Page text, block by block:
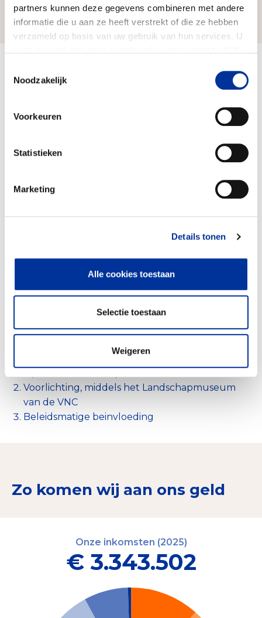
partners kunnen deze gegevens combineren met andere
informatie die u aan ze heeft verstrekt of die ze hebben
verzameld op basis van uw gebruik van hun services. U
Noodzakelijk
Voorkeuren
Statistieken
Marketing
Details tonen
Alle cookies toestaan
Selectie toestaan
Weigeren
Zo bereiken we ons doel
Voorlichting en bewustwording
3%
Uitvoering diverse landschapsherstelprojecten
Voorlichting, middels het Landschapmuseum
van de VNC
Beleidsmatige beinvloeding
Zo komen wij aan ons geld
Onze inkomsten (2025)
€ 3.343.502